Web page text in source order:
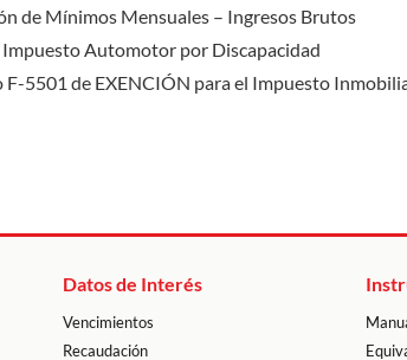
de Mínimos Mensuales – Ingresos Brutos
Automotor por Discapacidad
5501 de EXENCIÓN para el Impuesto
Datos de Interés
Vencimientos
Recaudación